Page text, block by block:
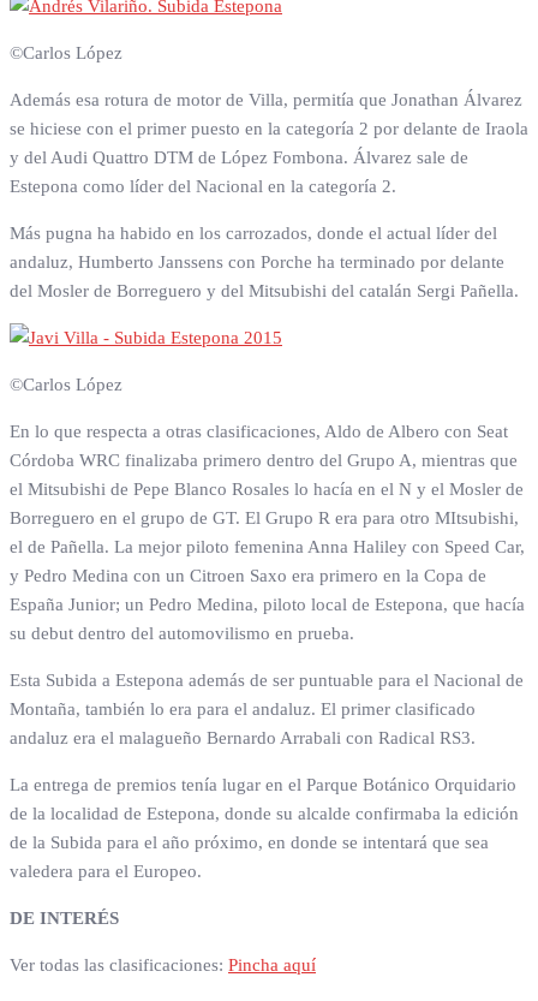
©Carlos López
Además esa rotura de motor de Villa, permitía que Jonathan Álvarez
se hiciese con el primer puesto en la categoría 2 por delante de Iraola
y del Audi Quattro DTM de López Fombona. Álvarez sale de
Estepona como líder del Nacional en la categoría 2.
Más pugna ha habido en los carrozados, donde el actual líder del
andaluz, Humberto Janssens con Porche ha terminado por delante
del Mosler de Borreguero y del Mitsubishi del catalán Sergi Pañella.
©Carlos López
En lo que respecta a otras clasificaciones, Aldo de Albero con Seat
Córdoba WRC finalizaba primero dentro del Grupo A, mientras que
el Mitsubishi de Pepe Blanco Rosales lo hacía en el N y el Mosler de
Borreguero en el grupo de GT. El Grupo R era para otro MItsubishi,
el de Pañella. La mejor piloto femenina Anna Haliley con Speed Car,
y Pedro Medina con un Citroen Saxo era primero en la Copa de
España Junior; un Pedro Medina, piloto local de Estepona, que hacía
su debut dentro del automovilismo en prueba.
Esta Subida a Estepona además de ser puntuable para el Nacional de
Montaña, también lo era para el andaluz. El primer clasificado
andaluz era el malagueño Bernardo Arrabali con Radical RS3.
La entrega de premios tenía lugar en el Parque Botánico Orquidario
de la localidad de Estepona, donde su alcalde confirmaba la edición
de la Subida para el año próximo, en donde se intentará que sea
valedera para el Europeo.
DE INTERÉS
Ver todas las clasificaciones: Pincha aquí